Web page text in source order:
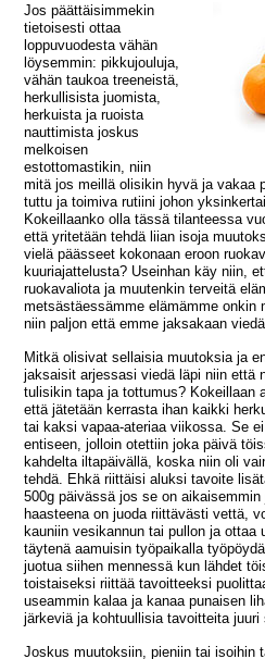
Jos päättäisimmekin
tietoisesti ottaa
loppuvuodesta vähän
löysemmin: pikkujouluja,
vähän taukoa treeneistä,
herkullisista juomista,
herkuista ja ruoista
nauttimista joskus
melkoisen
estottomastikin, niin
mitä jos meillä olisikin hyvä ja vakaa
tuttu ja toimiva rutiini johon
Kokeillaanko olla tässä tilanteessa
että yritetään tehdä liian isoja
vielä päässeet kokonaan eroon
kuuriajattelusta? Useinhan käy niin,
ruokavaliota ja muutenkin terveitä
metsästäessämme elämämme onkin
niin paljon että emme jaksakaan
Mitkä olisivat sellaisia muutoksia ja
jaksaisit arjessasi viedä läpi niin että
tulisikin tapa ja tottumus? Kokeillaan
että jätetään kerrasta ihan kaikki
tai kaksi vapaa-ateriaa viikossa. Se
entiseen, jolloin otettiin joka päivä
kahdelta iltapäivällä, koska niin oli
tehdä. Ehkä riittäisi aluksi tavoite
500g päivässä jos se on
haasteena on juoda riittävästi vettä,
kauniin vesikannun tai pullon ja ottaa
täytenä aamuisin työpaikalla
juotua siihen mennessä kun lähdet
toistaiseksi riittää tavoitteeksi
useammin kalaa ja kanaa punaisen
järkeviä ja kohtuullisia tavoitteita juuri
Joskus muutoksiin, pieniin tai isoihin